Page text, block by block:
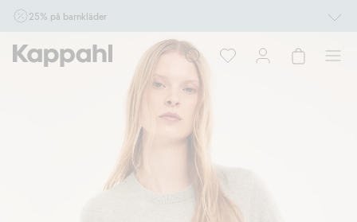
25% på barnkläder
Gäller online vid köp av 2 eller fler varor som ingår i erbjudandet tom den 10/8 kl
10.00. Ej Newbie. Gäller för dig som är eller blir medlem. Kan ej kombineras med
andra rabatter eller erbjudanden.
Shoppa nu